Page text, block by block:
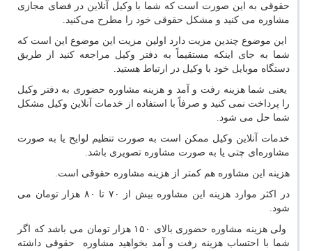
حقوقی به این صورت است که شما با وکیل آنلاین در فضای مجازی
مشاوره می کنید و مشکل حقوقی خود را مطرح می‌کنید.
این موضوع چندین مزیت دارد اولین مزیت این موضوع این است که
شما به جای اینکه مستقیماً به دفتر وکیل مراجعه کنید از طریق
دستگاه موبایل خود با وکیل در ارتباط هستید.
یعنی شما هزینه رفت و آمد و هزینه مشاوره حضوری به دفتر وکیل
را پرداخت نمی کنید و صرفاً با استفاده از خدمات آنلاین وکیل مشکل
شما حل می شود.
خدمات آنلاین وکیل ممکن است به صورت تنظیم لوایح یا به صورت
مشاوره‌ای چتی یا به صورت مشاوره تصویری باشد.
هزینه این مشاوره هم کمتر از هزینه مشاوره حقوقی است.
در اکثر موارد هزینه این مشاوره بیش از ۷۰ تا ۸۰ هزار تومان می
شود.
ولی هزینه مشاوره حضوری بالای ۱۵۰ هزار تومان می باشد که اگر
شما با احتساب هزینه رفت و آمد بخواهید مشاوره حقوقی داشته